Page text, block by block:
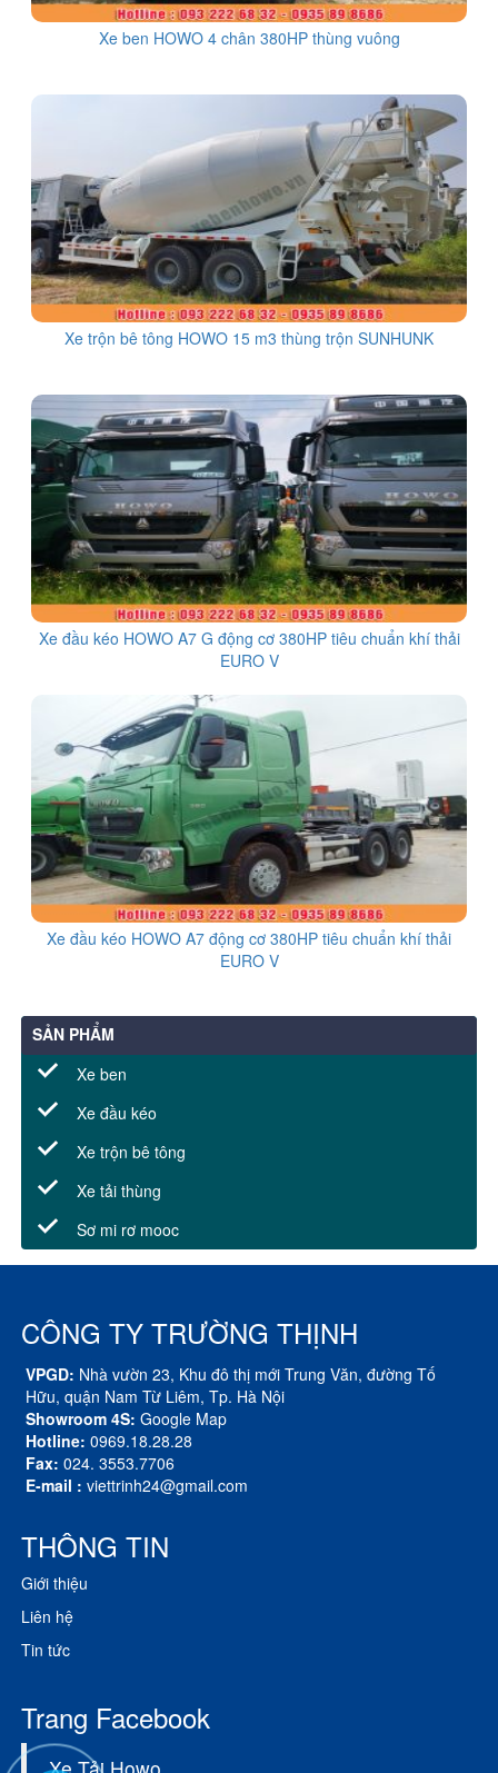
Xe ben HOWO 4 chân 380HP thùng vuông
Xe trộn bê tông HOWO 15 m3 thùng trộn SUNHUNK
Xe đầu kéo HOWO A7 G động cơ 380HP tiêu chuẩn khí thải
EURO V
Xe đầu kéo HOWO A7 động cơ 380HP tiêu chuẩn khí thải
EURO V
SẢN PHẨM
Xe ben
Xe đầu kéo
Xe trộn bê tông
Xe tải thùng
Sơ mi rơ mooc
CÔNG TY TRƯỜNG THỊNH
VPGD: Nhà vườn 23, Khu đô thị mới Trung Văn, đường Tố
Hữu, quận Nam Từ Liêm, Tp. Hà Nội
Showroom 4S: Google Map
Hotline: 0969.18.28.28
Fax: 024. 3553.7706
E-mail : viettrinh24@gmail.com
THÔNG TIN
Giới thiệu
Liên hệ
Tin tức
Trang Facebook